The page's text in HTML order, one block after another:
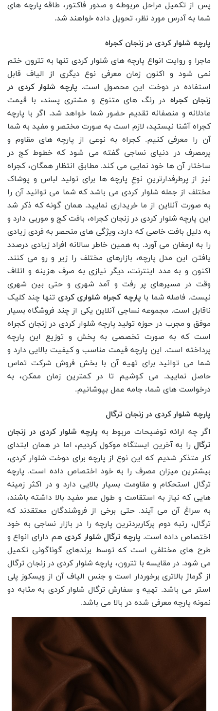
پس از تکمیل مراحل مربوطه و صدور فاکتور، طاقه پارچه های
شما به آدرس مورد نظر، تحویل داده خواهند شد.
پارچه شلوار کردی در زنجان کجراه
ماجرا و روایت انواع پارچه های شلوار کردی تنها به تترون ختم
نمی شود و اکنون زمان معرفی نوع دیگری از الیاف قابل
استفاده در دوخت این محصول است. پارچه شلوار کردی در
زنجان کجراه در رنگ های متنوع و مشتری پسند، با قیمت
عادلانه و منصفانه تقدیم حضور شما خواهد شد. اگر با پارچه
کجراه آشنا نیستید، لازم است به صورت مختصر و مفید به شما
آن را معرفی کنیم. کجراه به نوعی از پارچه های مقاوم و
پرمصرف در دنیای نساجی گفته می شود که خطوط کج در
ساختار آن ها خود نمایی می کند. مطابق انتظار همگان، کجراه
نیز از پرطرفدارترینِ نوعِ پارچه ها برای تولید لباس و پوشاک
مختلف از جمله شلوار کردی می باشد که شما می توانید آن را
به صورت آنلاین از ما خریداری نمایید. همان گونه که ذکر شد
این پارچه شلوار کردی در زنجان کجراه، بافت کج و موربی دارد و
به دلیل بافت خاصی که دارد، ویژگی‌ های منحصر به فردی زیادی
را به ارمغان می آورد. به همین خاطر سالانه افراد زیادی درصدد
یافتن این مدل پارچه، بازارهای مختلف را زیر و رو می کنند.
اکنون و به مدد اینترنت، دیگر نیازی به صرف هزینه و اتلاف
وقت در مسیرهای پر رفت و آمد شهری و حتی بین شهری
نیست. فاصله شما با پارچه کجراه شلواری کردی تنها چند کلیک
ناقابل است. مجموعه نساجی آنلاین یکی از چند فروشگاه بسیار
موفق و مجرب در حوزه تولید پارچه شلوار کردی در زنجان کجراه
است که به صورت تخصصی به پخش و توزیع این پارچه
پرداخته است. این پارچه قیمت مناسب و کیفیت بالایی دارد و
شما می ‌توانید برای تهیه آن با بخش فروش شرکت تماس
حاصل نمایید. می کوشیم تا در کمترین زمان ممکن، به
درخواست های شما، جامه عمل بپوشانیم.
پارچه شلوار کردی در زنجان ترگال
اگر چه ارائه توضیحات مربوط به پارچه شلوار کردی در زنجان
ترگال را به آخرین ایستگاه موکول کردیم، اما در همان ابتدای
کار متذکر شدیم که این نوع از پارچه برای دوخت شلوار کردی،
بیشترین میزان مصرف را به خود اختصاص داده است. پارچه
ترگال استحکام و مقاومت بسیار بالایی دارد و در اکثر زمینه
هایی که نیاز به استقامت و طول عمر مفید بالا داشته باشند،
به سراغ آن می آیند. حتی برخی از فروشندگان معتقدند که
ترگال، رتبه دوم پرکاربردترین پارچه را در بازار نساجی به خود
اختصاص داده است. پارچه ترگال شلوار کردی هم دارای انواع و
طرح های مختلفی است که توسط برندهای گوناگونی تکمیل
می شود. در مقایسه با تترون، پارچه شلوار کردی در زنجان ترگال
از گرماژ بالاتری برخوردار است و جنس الیاف آن از ویسکوز پلی
استر می باشد. تهیه و سفارش ترگال شلوار کردی به مثابه دو
نمونه پارچه معرفی شده در بالا می باشد.